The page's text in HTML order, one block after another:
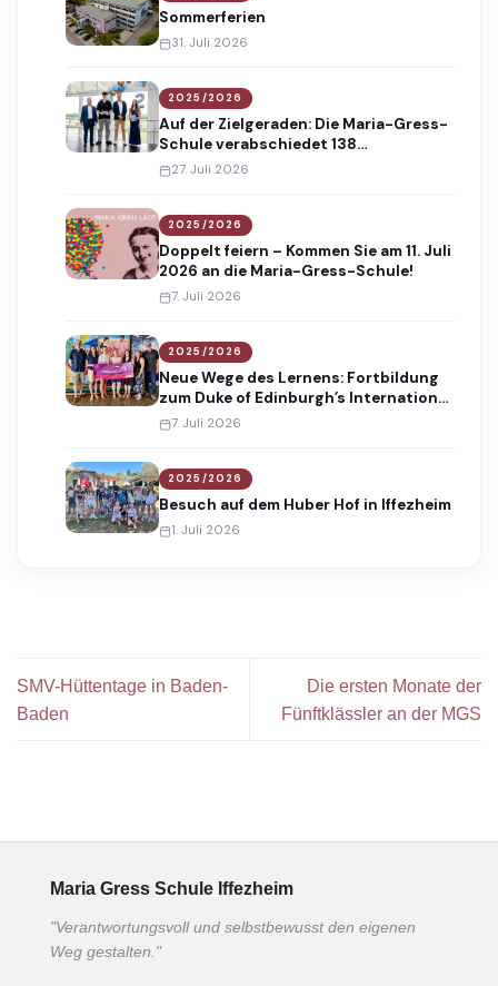
Sommerferien
31. Juli 2026
2025/2026
Auf der Zielgeraden: Die Maria-Gress-
Schule verabschiedet 138
Absolventinnen und Absolventen
27. Juli 2026
2025/2026
Doppelt feiern – Kommen Sie am 11. Juli
2026 an die Maria-Gress-Schule!
7. Juli 2026
2025/2026
Neue Wege des Lernens: Fortbildung
zum Duke of Edinburgh’s International
Award
7. Juli 2026
2025/2026
Besuch auf dem Huber Hof in Iffezheim
1. Juli 2026
SMV-Hüttentage in Baden-
Baden
Die ersten Monate der
Fünftklässler an der MGS
Maria Gress Schule Iffezheim
"Verantwortungsvoll und selbstbewusst den eigenen
Weg gestalten."